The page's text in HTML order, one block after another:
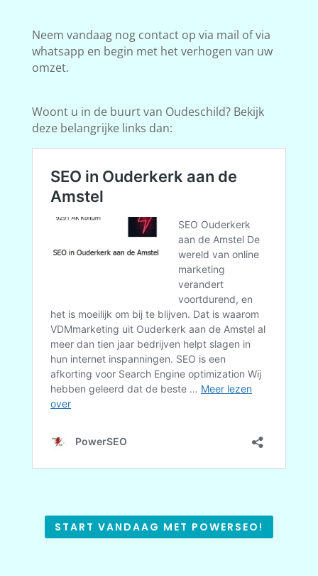
Neem vandaag nog contact op via mail of via
whatsapp en begin met het verhogen van uw
omzet.
Woont u in de buurt van Oudeschild? Bekijk
deze belangrijke links dan:
START VANDAAG MET POWERSEO!